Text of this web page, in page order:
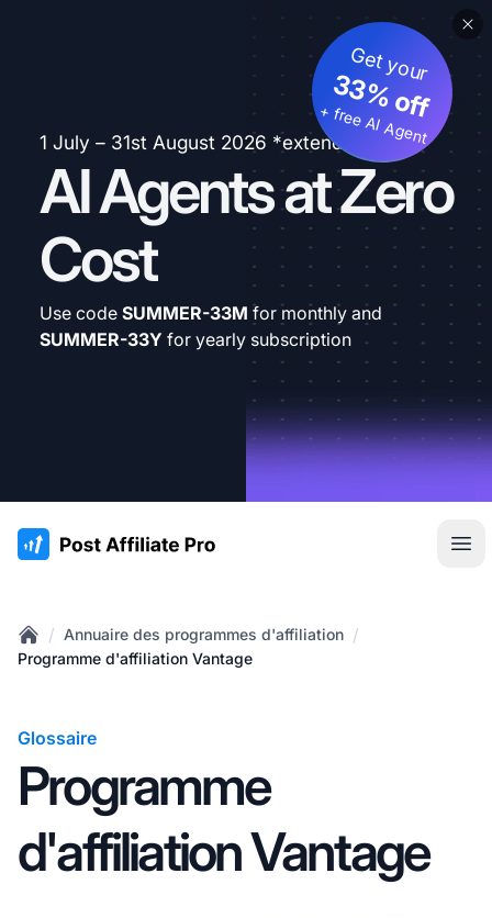
1 July – 31st August 2026 *extended
AI Agents at Zero
Cost
Get your
33% off
+ free AI Agent
Use code SUMMER-33M for monthly and
SUMMER-33Y for yearly subscription
:site.title
Home
/ Annuaire des programmes d'affiliation /
Programme d'affiliation Vantage
Glossaire
Programme
d'affiliation Vantage